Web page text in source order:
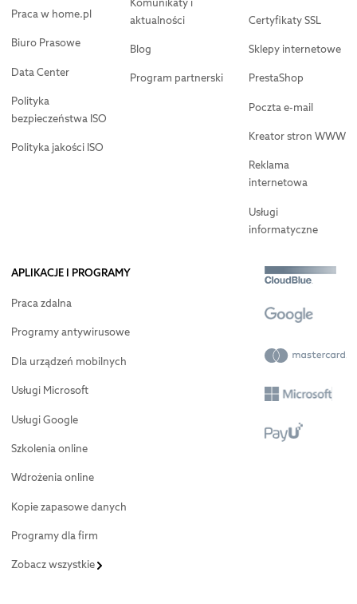
Praca w home.pl
Biuro Prasowe
Data Center
Polityka
bezpieczeństwa ISO
Polityka jakości ISO
aktualności
Blog
Program partnerski
Certyfikaty SSL
Sklepy internetowe
PrestaShop
Poczta e-mail
Kreator stron WWW
Reklama
internetowa
Usługi
informatyczne
APLIKACJE I PROGRAMY
Praca zdalna
Programy antywirusowe
Dla urządzeń mobilnych
Usługi Microsoft
Usługi Google
Szkolenia online
Wdrożenia online
Kopie zapasowe danych
Programy dla firm
Zobacz wszystkie